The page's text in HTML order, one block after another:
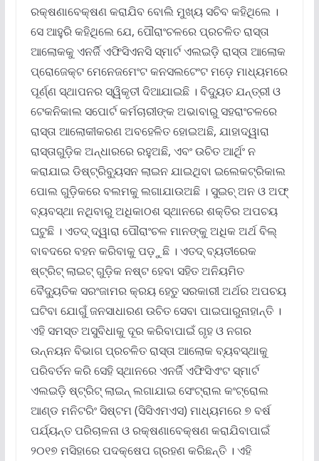
ରକ୍ଷଣାବେକ୍ଷଣ କରାଯିବ ବୋଲି ମୁଖ୍ୟ ସଚିବ କହିଥିଲେ ।
ସେ ଆହୁରି କହିଥିଲେ ଯେ, ପୌରାଂଚଳରେ ପ୍ରଚଳିତ ରାସ୍ତା
ଆଲୋକକୁ ଏନର୍ଜି ଏଫିସିଏନସି ସ୍ମାର୍ଟ ଏଲଇଡ଼ି ରାସ୍ତା ଆଲୋକ
ପ୍ରୋଜେକ୍ଟ ମେନେଜମେଂଟ କନସଲଟେଂଟ ମଡ଼େ ମାଧ୍ୟମରେ
ପୂର୍ଣ୍ଣ ସ୍ଥାପନର ସ୍ୱିକୃତୀ ଦିଆଯାଇଛି । ବିଦ୍ୟୁତ ଯନ୍ତ୍ରୀ ଓ
ଟେକନିକାଲ ସପୋର୍ଟ କର୍ମଚାରୀଙ୍କ ଅଭାବାରୁ ସହରାଂଚଳରେ
ରାସ୍ତା ଆଲୋକୀକରଣ ଅବହେଳିତ ହୋଇଅଛି, ଯାହାଦ୍ୱାରା
ରାସ୍ତାଗୁଡ଼ିକ ଅନ୍ଧାରରେ ରହୁଅଛି, ଏବଂ ଉଚିତ ଆର୍ଥିଂ ନ
କରାଯାଇ ଡିଷ୍ଟ୍ରିବ୍ୟୁସନ ଲାଇନ ଯାଇଥିବା ଇଲେକଟ୍ରିକାଲ
ପୋଲ ଗୁଡ଼ିକରେ ବଲମକୁ ଲଗାଯାଉଅଛି । ସୁଇଚ୍ ଅନ ଓ ଅଫ୍
ବ୍ୟବସ୍ଥା ନଥିବାରୁ ଅଧିକାଠଶ ସ୍ଥାନରେ ଶକ୍ତିର ଅପଚୟ
ଘଟୁଛି । ଏତଦ୍ ଦ୍ୱାରା ପୌରାଂଚଳ ମାନଙ୍କୁ ଅଧିକ ଅର୍ଥ ବିଲ୍
ବାବଦରେ ବହନ କରିବାକୁ ପଡ଼ୁଛି । ଏତଦ୍ ବ୍ୟତୀରେକ
ଷ୍ଟ୍ରିଟ୍ ଲାଇଟ୍ ଗୁଡ଼ିକ ନଷ୍ଟ ହେବା ସହିତ ଅନିୟମିତ
ବୈଦ୍ୟୁତିକ ସରଂଜାମର କ୍ରୟ ହେତୁ ସରକାରୀ ଅର୍ଥର ଅପଚୟ
ଘଟିବା ଯୋଗୁଁ ଜନସାଧାରଣ ଉଚିତ ସେବା ପାଇପାରୁନାହାନ୍ତି ।
ଏହି ସମସ୍ତ ଅସୁବିଧାକୁ ଦୂର କରିବାପାଇଁ ଗୃହ ଓ ନଗର
ଉନ୍ନୟନ ବିଭାଗ ପ୍ରଚଳିତ ରାସ୍ତା ଆଲୋକ ବ୍ୟବସ୍ଥାକୁ
ପରିବର୍ତନ କରି ସେହି ସ୍ଥାନରେ ଏନର୍ଜି ଏଫିସିଏଂଟ ସ୍ମାର୍ଟ
ଏଲଇଡ଼ି ଷ୍ଟ୍ରିଟ୍ ଲାଇନ୍ ଲଗାଯାଇ ସେଂଟ୍ରାଲ କଂଟ୍ରୋଲ
ଆଣ୍ଡ ମନିଟରିଂ ସିଷ୍ଟମ (ସିସିଏମଏସ) ମାଧ୍ୟମରେ ୭ ବର୍ଷ
ପର୍ଯ୍ୟନ୍ତ ପରିଚାଳନା ଓ ରକ୍ଷଣାବେକ୍ଷଣ କରାଯିବାପାଇଁ
୨୦୧୭ ମସିହାରେ ପଦକ୍ଷେପ ଗ୍ରହଣ କରିଛନ୍ତି । ଏହି